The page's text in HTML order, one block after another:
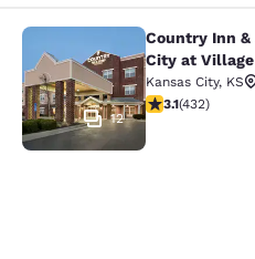
Country Inn &
12
Country Inn &
City at Village
Kansas City, KS
3.14 étoiles.
3.1(432)